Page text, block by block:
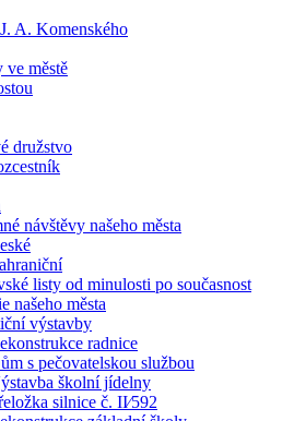
A. Komenského
ve městě
družstvo
návštěvy našeho města
listy od minulosti po současnost
našeho města
výstavby
radnice
s pečovatelskou službou
školní jídelny
silnice č. II⁄592